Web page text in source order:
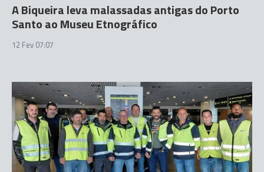
A Biqueira leva malassadas antigas do Porto
Santo ao Museu Etnográfico
12 Fev 07:07